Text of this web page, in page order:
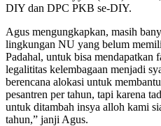
DIY dan DPC PKB se-DIY.
Agus mengungkapkan, masih
lingkungan NU yang belum
Padahal, untuk bisa mendapatkan
legalititas kelembagaan menjadi
berencana alokasi untuk
pesantren per tahun, tapi karena
untuk ditambah insya alloh kami
tahun,” janji Agus.